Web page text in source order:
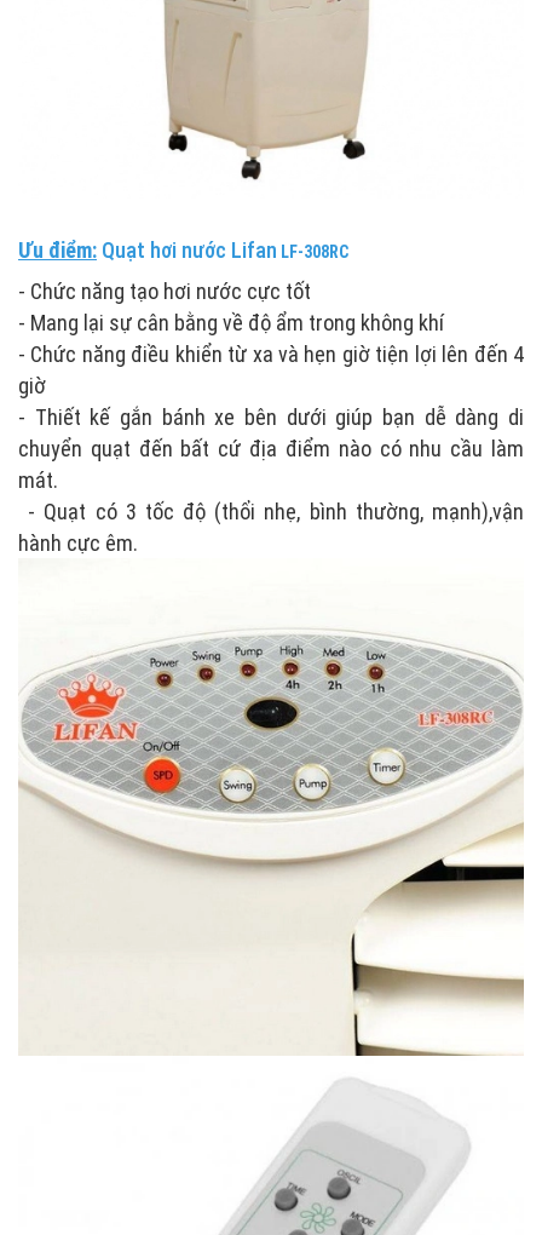
Ưu điểm: Quạt hơi nước Lifan LF-308RC
- Chức năng tạo hơi nước cực tốt
- Mang lại sự cân bằng về độ ẩm trong không khí
- Chức năng điều khiển từ xa và hẹn giờ tiện lợi lên đến 4
giờ
- Thiết kế gắn bánh xe bên dưới giúp bạn dễ dàng di
chuyển quạt đến bất cứ địa điểm nào có nhu cầu làm
mát.
- Quạt có 3 tốc độ (thổi nhẹ, bình thường, mạnh),vận
hành cực êm.